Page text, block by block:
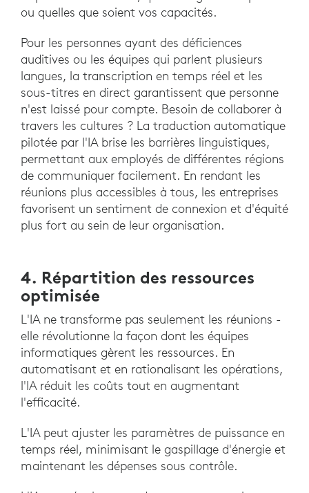
ou quelles que soient vos capacités.
Pour les personnes ayant des déficiences
auditives ou les équipes qui parlent plusieurs
langues, la transcription en temps réel et les
sous-titres en direct garantissent que personne
n'est laissé pour compte. Besoin de collaborer à
travers les cultures ? La traduction automatique
pilotée par l'IA brise les barrières linguistiques,
permettant aux employés de différentes régions
de communiquer facilement. En rendant les
réunions plus accessibles à tous, les entreprises
favorisent un sentiment de connexion et d'équité
plus fort au sein de leur organisation.
4. Répartition des ressources
optimisée
L'IA ne transforme pas seulement les réunions -
elle révolutionne la façon dont les équipes
informatiques gèrent les ressources. En
automatisant et en rationalisant les opérations,
l'IA réduit les coûts tout en augmentant
l'efficacité.
L'IA peut ajuster les paramètres de puissance en
temps réel, minimisant le gaspillage d'énergie et
maintenant les dépenses sous contrôle.